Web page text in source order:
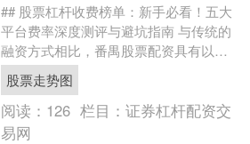
## 股票杠杆收费榜单：新手必看！五大
平台费率深度测评与避坑指南 与传统的
融资方式相比，番禺股票配资具有以下
优势： 在股票投资中，杠杆是一把双刃
剑，既能放大收益....
股票走势图
阅读： 126 栏目：证券杠杆配资交
易网